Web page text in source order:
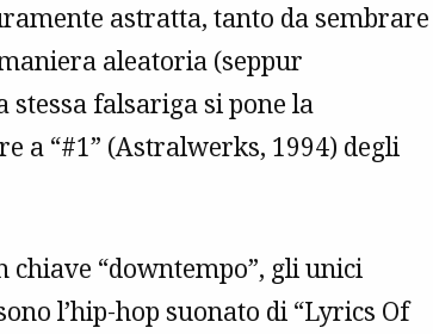
astratta, tanto da sembrare
aleatoria (seppur
falsariga si pone la
a “#1” (Astralwerks, 1994) degli
“downtempo”, gli unici
l’hip-hop suonato di “Lyrics Of